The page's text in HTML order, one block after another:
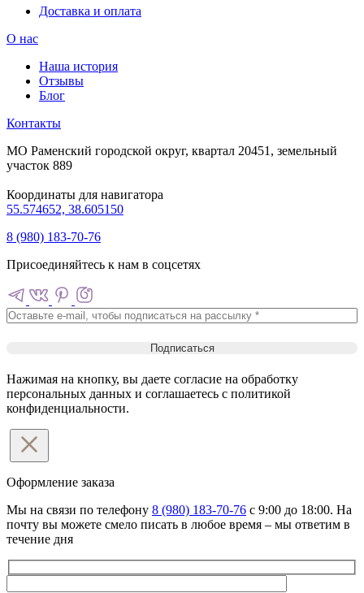
Доставка и оплата
О нас
Наша история
Отзывы
Блог
Контакты
МО Раменский городской округ, квартал 20451, земельный
участок 889
Координаты для навигатора
55.574652, 38.605150
8 (980) 183-70-76
Присоединяйтесь к нам в соцсетях
Нажимая на кнопку, вы даете согласие на обработку
персональных данных и соглашаетесь c политикой
конфиденциальности.
Оформление заказа
Мы на связи по телефону 8 (980) 183-70-76 с 9:00 до 18:00. На
почту вы можете смело писать в любое время – мы ответим в
течение дня